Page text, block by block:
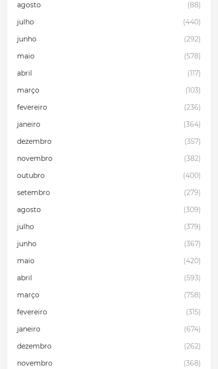
agosto
(88)
julho
(440)
junho
(292)
maio
(578)
abril
(117)
março
(103)
fevereiro
(236)
janeiro
(364)
dezembro
(357)
novembro
(382)
outubro
(400)
setembro
(279)
agosto
(309)
julho
(379)
junho
(367)
maio
(420)
abril
(593)
março
(758)
fevereiro
(315)
janeiro
(674)
dezembro
(262)
novembro
(368)